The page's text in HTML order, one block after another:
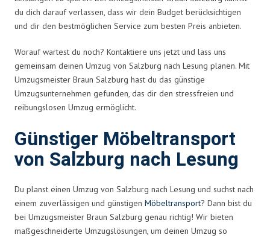
du dich darauf verlassen, dass wir dein Budget berücksichtigen
und dir den bestmöglichen Service zum besten Preis anbieten.
Worauf wartest du noch? Kontaktiere uns jetzt und lass uns
gemeinsam deinen Umzug von Salzburg nach Lesung planen. Mit
Umzugsmeister Braun Salzburg hast du das günstige
Umzugsunternehmen gefunden, das dir den stressfreien und
reibungslosen Umzug ermöglicht.
Günstiger Möbeltransport
von Salzburg nach Lesung
Du planst einen Umzug von Salzburg nach Lesung und suchst nach
einem zuverlässigen und günstigen Möbeltransport? Dann bist du
bei Umzugsmeister Braun Salzburg genau richtig! Wir bieten
maßgeschneiderte Umzugslösungen, um deinen Umzug so